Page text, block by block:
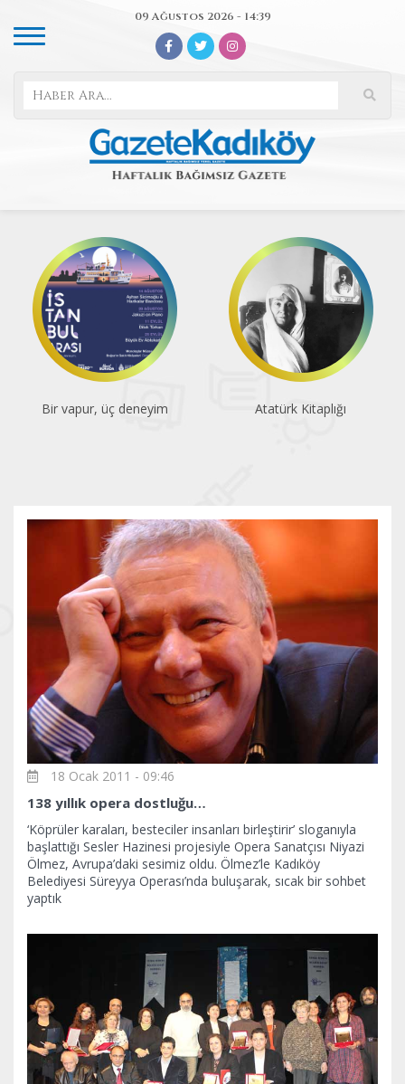
09 Ağustos 2026 - 14:39
Bir vapur, üç deneyim Atatürk Kitaplığı
18 Ocak 2011 - 09:46
138 yıllık opera dostluğu…
‘Köprüler karaları, besteciler insanları birleştirir’ sloganıyla
başlattığı Sesler Hazinesi projesiyle Opera Sanatçısı Niyazi
Ölmez, Avrupa’daki sesimiz oldu. Ölmez’le Kadıköy
Belediyesi Süreyya Operası’nda buluşarak, sıcak bir sohbet
yaptık